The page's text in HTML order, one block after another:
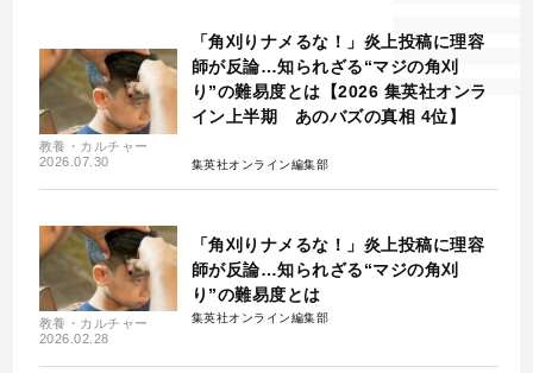
教養・カルチャー
2026.07.30
「角刈りナメるな！」炎上投稿に理容
師が反論…知られざる“マジの角刈
り”の難易度とは【2026 集英社オンラ
イン上半期 あのバズの真相 4位】
集英社オンライン編集部
教養・カルチャー
2026.02.28
「角刈りナメるな！」炎上投稿に理容
師が反論…知られざる“マジの角刈
り”の難易度とは
集英社オンライン編集部